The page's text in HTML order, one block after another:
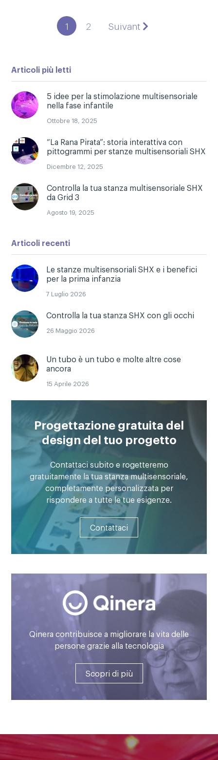
1 2 Suivant
Articoli più letti
5 idee per la stimolazione multisensoriale
nella fase infantile
Ottobre 18, 2025
“La Rana Pirata”: storia interattiva con
pittogrammi per stanze multisensoriali SHX
Dicembre 12, 2025
Controlla la tua stanza multisensoriale SHX
da Grid 3
Agosto 19, 2025
Articoli recenti
Le stanze multisensoriali SHX e i benefici
per la prima infanzia
7 Luglio 2026
Controlla la tua stanza SHX con gli occhi
26 Maggio 2026
Un tubo è un tubo e molte altre cose
ancora
15 Aprile 2026
Progettazione gratuita del
design del tuo progetto
Contattaci subito e rogetteremo
gratuitamente la tua stanza multisensoriale,
completamente personalizzata per
rispondere a tutte le tue esigenze.
Contattaci
Qinera contribuisce a migliorare la vita delle
persone grazie alla tecnologia
Scopri di più